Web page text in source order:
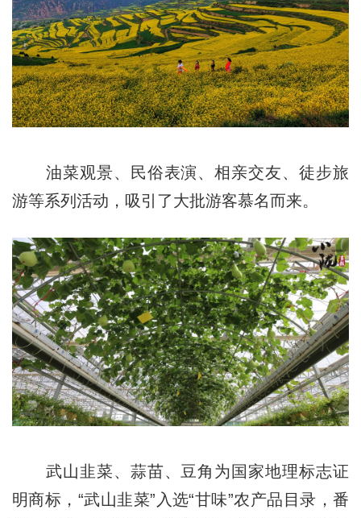
油菜观景、民俗表演、相亲交友、徒步旅
游等系列活动，吸引了大批游客慕名而来。
武山韭菜、蒜苗、豆角为国家地理标志证
明商标，“武山韭菜”入选“甘味”农产品目录，番